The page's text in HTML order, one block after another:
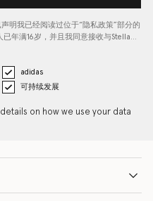
明我已经阅读过位于“隐私政策”部分的
年满16岁，并且我同意接收与Stella…
adidas
可持续发展
on how we use your data